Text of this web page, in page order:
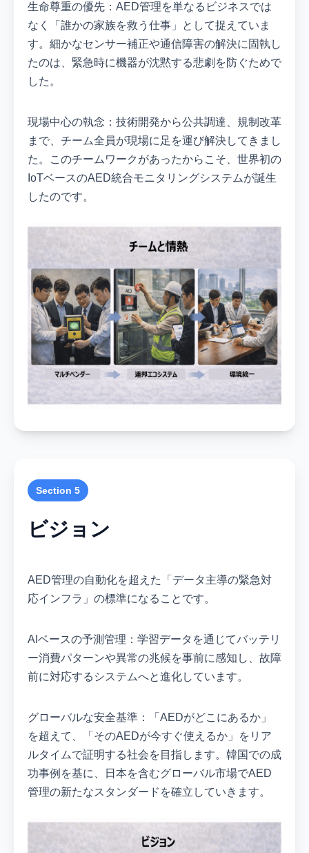
生命尊重の優先：AED管理を単なるビジネスでは
なく「誰かの家族を救う仕事」として捉えていま
す。細かなセンサー補正や通信障害の解決に固執し
たのは、緊急時に機器が沈黙する悲劇を防ぐためで
した。
現場中心の執念：技術開発から公共調達、規制改革
まで、チーム全員が現場に足を運び解決してきまし
た。このチームワークがあったからこそ、世界初の
IoTベースのAED統合モニタリングシステムが誕生
したのです。
Section 5
ビジョン
AED管理の自動化を超えた「データ主導の緊急対
応インフラ」の標準になることです。
AIベースの予測管理：学習データを通じてバッテリ
ー消費パターンや異常の兆候を事前に感知し、故障
前に対応するシステムへと進化しています。
グローバルな安全基準：「AEDがどこにあるか」
を超えて、「そのAEDが今すぐ使えるか」をリア
ルタイムで証明する社会を目指します。韓国での成
功事例を基に、日本を含むグローバル市場でAED
管理の新たなスタンダードを確立していきます。